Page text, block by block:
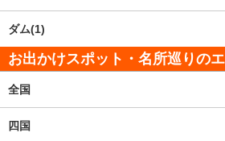
ダム(1)
お出かけスポット・名所巡りの
全国
四国